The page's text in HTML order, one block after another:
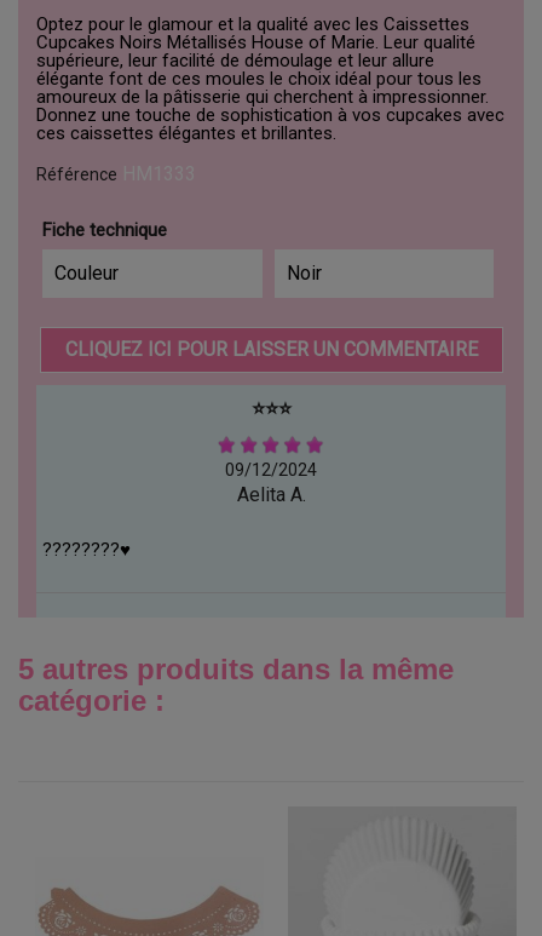
Optez pour le glamour et la qualité avec les Caissettes
Cupcakes Noirs Métallisés House of Marie. Leur qualité
supérieure, leur facilité de démoulage et leur allure
élégante font de ces moules le choix idéal pour tous les
amoureux de la pâtisserie qui cherchent à impressionner.
Donnez une touche de sophistication à vos cupcakes avec
ces caissettes élégantes et brillantes.
Référence
Fiche technique
Couleur Noir
CLIQUEZ ICI POUR LAISSER UN COMMENTAIRE
⭐️⭐️⭐️
09/12/2024
Aelita A.
????????♥️
5 autres produits dans la même
catégorie :